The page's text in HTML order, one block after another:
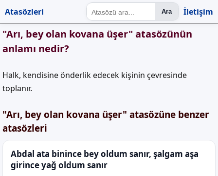
Atasözleri Ara İletişim
"Arı, bey olan kovana üşer" atasözünün
anlamı nedir?
Halk, kendisine önderlik edecek kişinin çevresinde
toplanır.
"Arı, bey olan kovana üşer" atasözüne benzer
atasözleri
Abdal ata binince bey oldum sanır, şalgam aşa
girince yağ oldum sanır